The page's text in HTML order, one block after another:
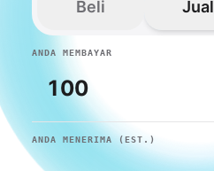
Beli Jual
ANDA MEMBAYAR
ANDA MENERIMA (EST.)